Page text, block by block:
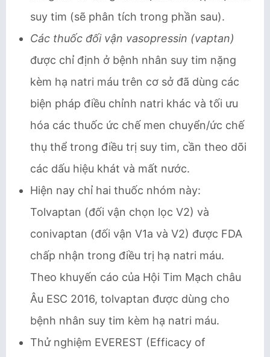
suy tim (sẽ phân tích trong phần sau).
Các thuốc đối vận vasopressin (vaptan)
được chỉ định ở bệnh nhân suy tim nặng
kèm hạ natri máu trên cơ sở đã dùng các
biện pháp điều chỉnh natri khác và tối ưu
hóa các thuốc ức chế men chuyển/ức chế
thụ thể trong điều trị suy tim, cần theo dõi
các dấu hiệu khát và mất nước.
Hiện nay chỉ hai thuốc nhóm này:
Tolvaptan (đối vận chọn lọc V2) và
conivaptan (đối vận V1a và V2) được FDA
chấp nhận trong điều trị hạ natri máu.
Theo khuyến cáo của Hội Tim Mạch châu
Âu ESC 2016, tolvaptan được dùng cho
bệnh nhân suy tim kèm hạ natri máu.
Thử nghiệm EVEREST (Efficacy of